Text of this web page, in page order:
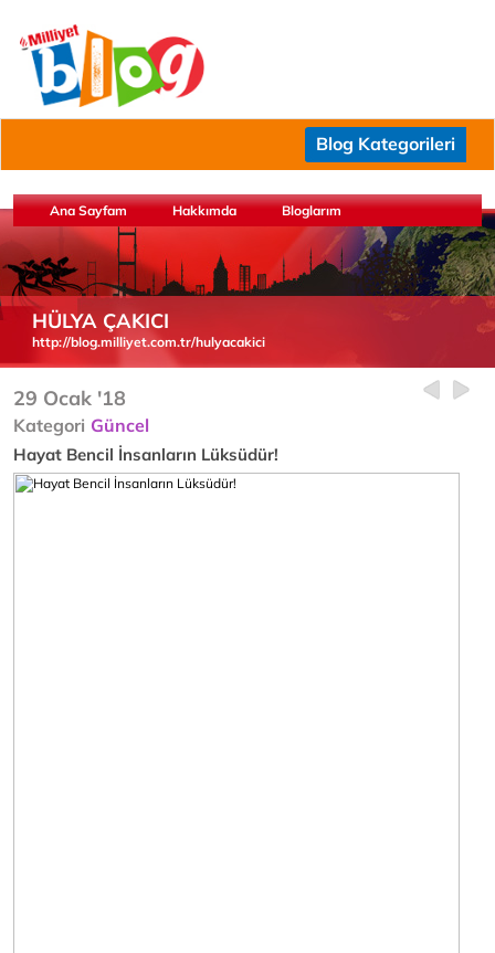
Blog Kategorileri
Ana Sayfam Hakkımda Bloglarım
HÜLYA ÇAKICI
http://blog.milliyet.com.tr/hulyacakici
29 Ocak '18
Kategori Güncel
Hayat Bencil İnsanların Lüksüdür!